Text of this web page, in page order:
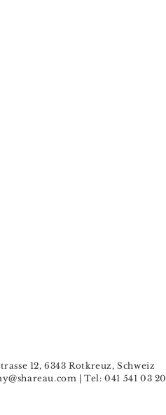
12, 6343 Rotkreuz, Schweiz
| Tel: 041 541 03 20